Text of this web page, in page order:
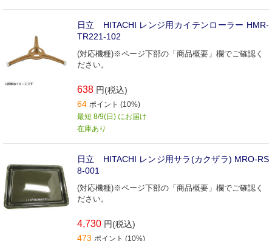
日立 HITACHI レンジ用カイテンローラー HMR-
TR221-102
(対応機種)※ページ下部の「商品概要」欄でご確認く
ださい。
638 円(税込)
64 ポイント (10%)
最短 8/9(日) にお届け
在庫あり
日立 HITACHI レンジ用サラ(カクザラ) MRO-RS
8-001
(対応機種)※ページ下部の「商品概要」欄でご確認く
ださい。
4,730 円(税込)
473 ポイント (10%)